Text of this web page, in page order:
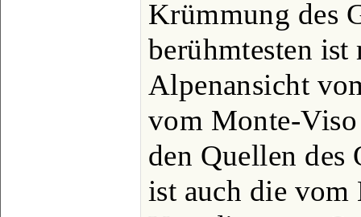
Krümmung des
berühmtesten
Alpenansicht
vom Monte-
den Quellen des
ist auch die vom